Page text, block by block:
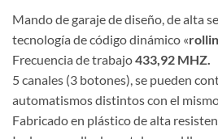
Mando de garaje de diseño, de alta
tecnología de código dinámico «
Frecuencia de trabajo433,92 MHZ.
5 canales (3 botones), se pueden
automatismos distintos con el
Fabricado en plástico de alta